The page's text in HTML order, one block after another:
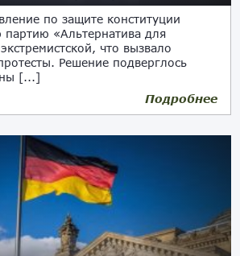
по защите конституции
«Альтернатива для
что вызвало
Решение подверглось
[...]
Подробнее